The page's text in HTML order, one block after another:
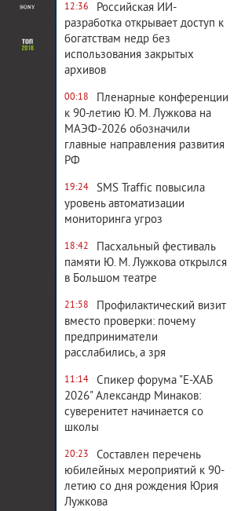
12:36
Российская ИИ-
разработка открывает доступ к
богатствам недр без
использования закрытых
архивов
00:18
Пленарные конференции
к 90-летию Ю. М. Лужкова на
МАЭФ-2026 обозначили
главные направления развития
РФ
19:24
SMS Traffic повысила
уровень автоматизации
мониторинга угроз
18:42
Пасхальный фестиваль
памяти Ю. М. Лужкова открылся
в Большом театре
21:58
Профилактический визит
вместо проверки: почему
предприниматели
расслабились, а зря
11:14
Спикер форума "Е-ХАБ
2026" Александр Минаков:
суверенитет начинается со
школы
20:23
Составлен перечень
юбилейных мероприятий к 90-
летию со дня рождения Юрия
Лужкова